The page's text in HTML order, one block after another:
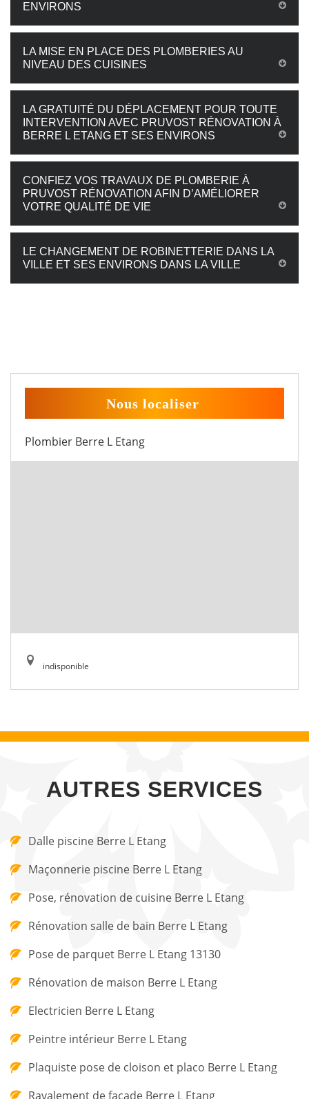
ENVIRONS
LA MISE EN PLACE DES PLOMBERIES AU
NIVEAU DES CUISINES
LA GRATUITÉ DU DÉPLACEMENT POUR TOUTE
INTERVENTION AVEC PRUVOST RÉNOVATION À
BERRE L ETANG ET SES ENVIRONS
CONFIEZ VOS TRAVAUX DE PLOMBERIE À
PRUVOST RÉNOVATION AFIN D’AMÉLIORER
VOTRE QUALITÉ DE VIE
LE CHANGEMENT DE ROBINETTERIE DANS LA
VILLE ET SES ENVIRONS DANS LA VILLE
Nous localiser
Plombier Berre L Etang
indisponible
AUTRES SERVICES
Dalle piscine Berre L Etang
Maçonnerie piscine Berre L Etang
Pose, rénovation de cuisine Berre L Etang
Rénovation salle de bain Berre L Etang
Pose de parquet Berre L Etang 13130
Rénovation de maison Berre L Etang
Electricien Berre L Etang
Peintre intérieur Berre L Etang
Plaquiste pose de cloison et placo Berre L Etang
Ravalement de façade Berre L Etang